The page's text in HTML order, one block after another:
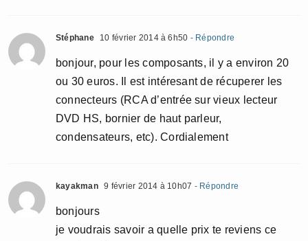
Stéphane 10 février 2014 à 6h50 - Répondre
bonjour, pour les composants, il y a environ 20
ou 30 euros. Il est intéresant de récuperer les
connecteurs (RCA d’entrée sur vieux lecteur
DVD HS, bornier de haut parleur,
condensateurs, etc). Cordialement
kayakman 9 février 2014 à 10h07 - Répondre
bonjours
je voudrais savoir a quelle prix te reviens ce